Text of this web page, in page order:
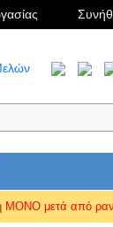
μετά από